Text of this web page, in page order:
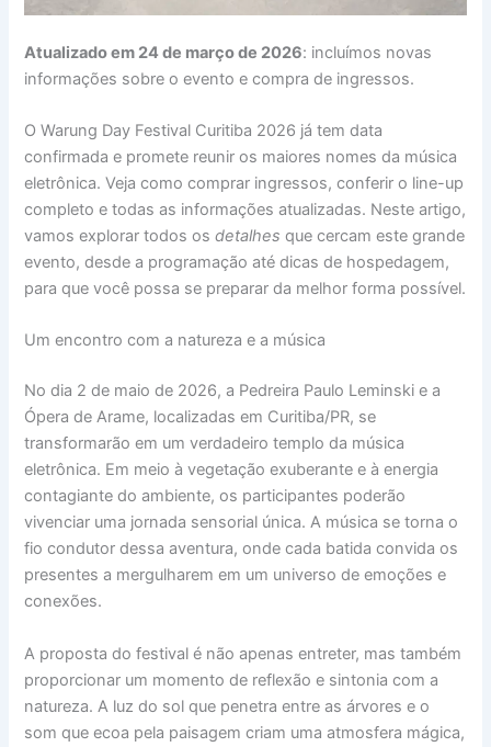
Atualizado em 24 de março de 2026: incluímos novas
informações sobre o evento e compra de ingressos.
O Warung Day Festival Curitiba 2026 já tem data
confirmada e promete reunir os maiores nomes da música
eletrônica. Veja como comprar ingressos, conferir o line-up
completo e todas as informações atualizadas. Neste artigo,
vamos explorar todos osdetalhes que cercam este grande
evento, desde a programação até dicas de hospedagem,
para que você possa se preparar da melhor forma possível.
Um encontro com a natureza e a música
No dia 2 de maio de 2026, a Pedreira Paulo Leminski e a
Ópera de Arame, localizadas em Curitiba/PR, se
transformarão em um verdadeiro templo da música
eletrônica. Em meio à vegetação exuberante e à energia
contagiante do ambiente, os participantes poderão
vivenciar uma jornada sensorial única. A música se torna o
fio condutor dessa aventura, onde cada batida convida os
presentes a mergulharem em um universo de emoções e
conexões.
A proposta do festival é não apenas entreter, mas também
proporcionar um momento de reflexão e sintonia com a
natureza. A luz do sol que penetra entre as árvores e o
som que ecoa pela paisagem criam uma atmosfera mágica,